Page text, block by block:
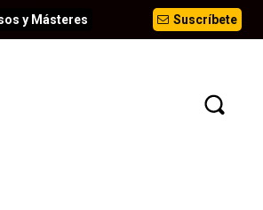
Suscríbete
y Másteres